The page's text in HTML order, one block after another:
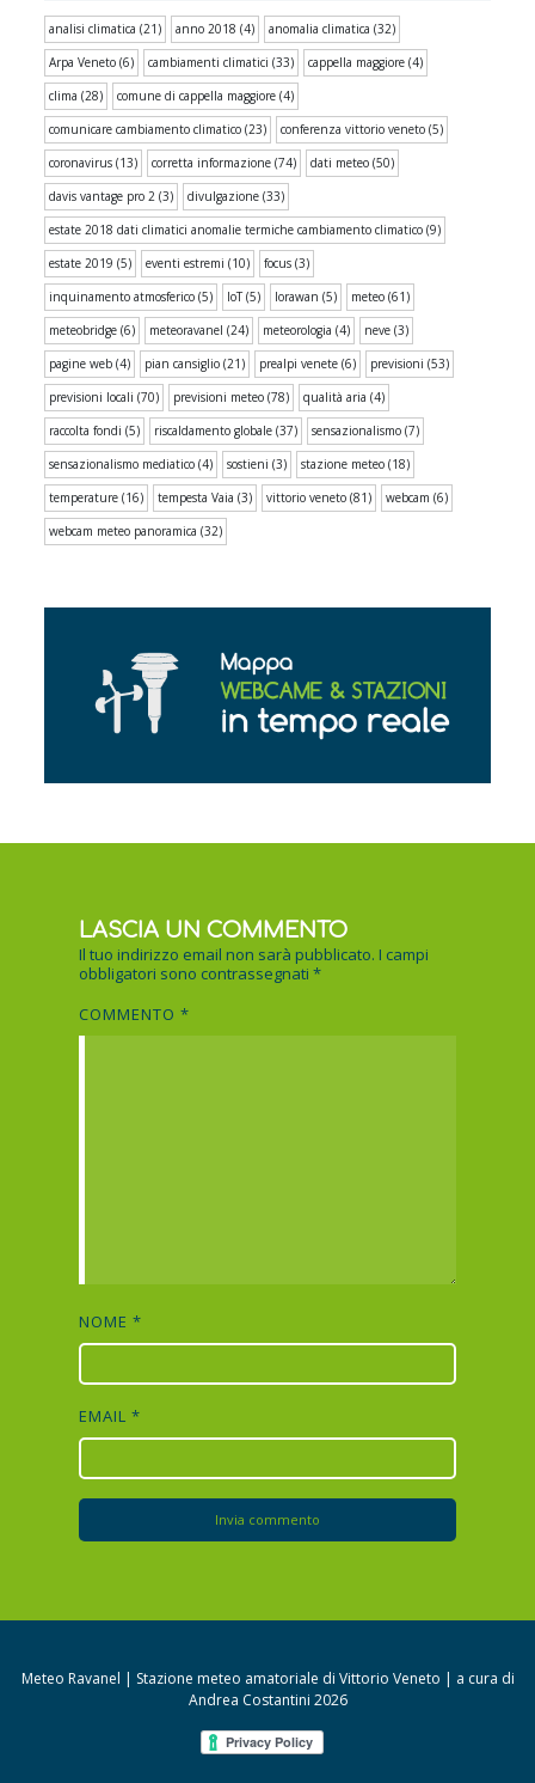
analisi climatica (21) anno 2018 (4) anomalia climatica (32)
Arpa Veneto (6) cambiamenti climatici (33) cappella maggiore (4)
clima (28) comune di cappella maggiore (4)
comunicare cambiamento climatico (23) conferenza vittorio veneto (5)
coronavirus (13) corretta informazione (74) dati meteo (50)
davis vantage pro 2 (3) divulgazione (33)
estate 2018 dati climatici anomalie termiche cambiamento climatico (9)
estate 2019 (5) eventi estremi (10) focus (3)
inquinamento atmosferico (5) IoT(5) lorawan (5) meteo (61)
meteobridge (6) meteoravanel (24) meteorologia (4) neve (3)
pagine web (4) pian cansiglio (21) prealpi venete (6) previsioni (53)
previsioni locali (70) previsioni meteo (78) qualità aria (4)
raccolta fondi (5) riscaldamento globale (37) sensazionalismo (7)
sensazionalismo mediatico (4) sostieni (3) stazione meteo (18)
temperature (16) tempesta Vaia (3) vittorio veneto (81) webcam (6)
webcam meteo panoramica (32)
LASCIA UN COMMENTO
Il tuo indirizzo email non sarà pubblicato. I campi
obbligatori sono contrassegnati*
COMMENTO*
NOME*
EMAIL*
Meteo Ravanel | Stazione meteo amatoriale di Vittorio Veneto | a cura di
Andrea Costantini 2026